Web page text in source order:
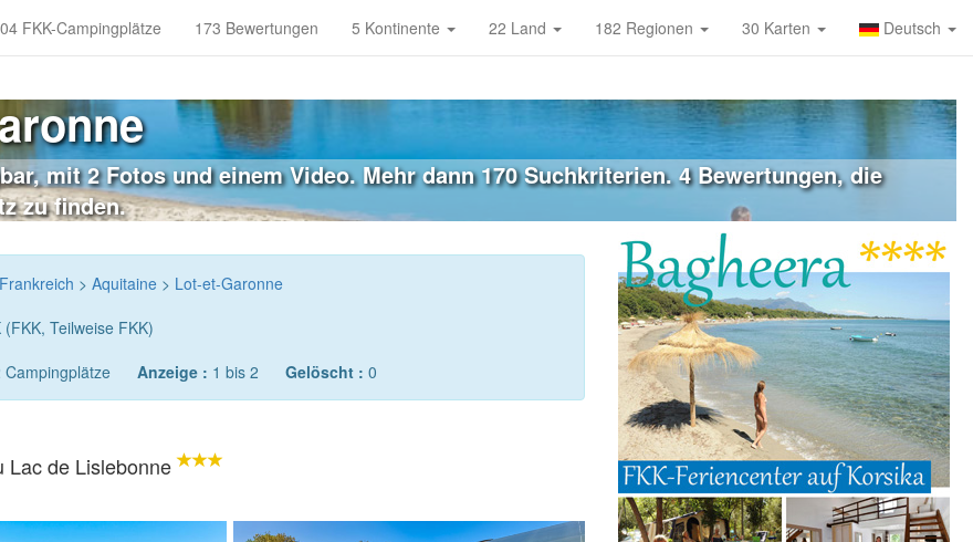
FKK-Campingplätze 173 Bewertungen 5 Kontinente 22 Land 182 Regionen 30 Karten Deutsch
mit 2 Fotos und einem Video. Mehr dann 170 Suchkriterien. 4 Bewertungen, die
zu finden.
Frankreich > Aquitaine > Lot-et-Garonne
(FKK, Teilweise FKK)
Campingplätze Anzeige : 1 bis 2 Gelöscht : 0
Lac de Lislebonne